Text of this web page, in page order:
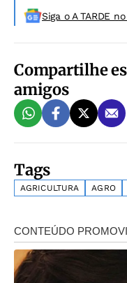
Siga o A TARDE
Compartilhe
amigos
Tags
AGRICULTURA AGRO